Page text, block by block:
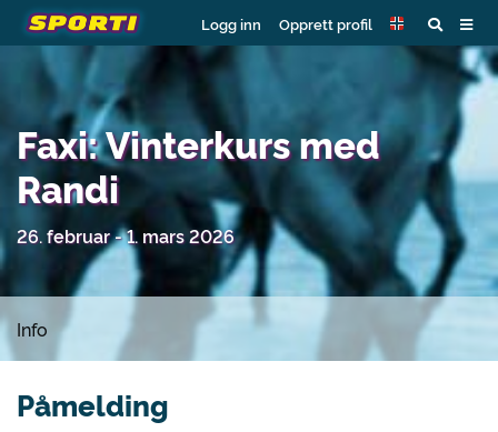
Logg inn Opprett profil
Faxi: Vinterkurs med
Randi
26. februar - 1. mars 2026
Info
Påmelding